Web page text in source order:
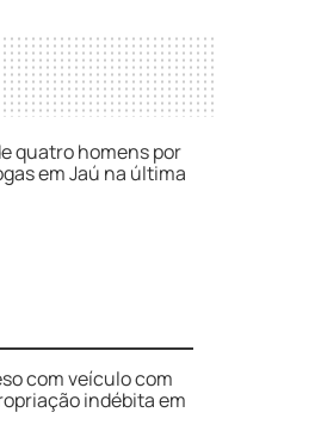
quatro homens por
em Jaú na última
com veículo com
indébita em